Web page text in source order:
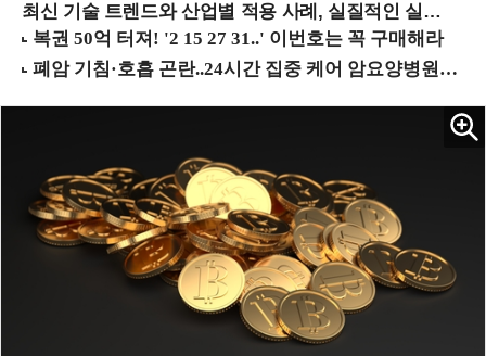
최신 기술 트렌드와 산업별 적용 사례, 실질적인 실행 전략을 공유 (9/18 양재역)